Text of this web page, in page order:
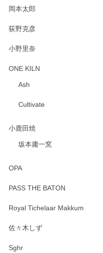
岡本太郎
荻野克彦
小野里奈
ONE KILN
Ash
Cultivate
小鹿田焼
坂本庸一窯
OPA
PASS THE BATON
Royal Tichelaar Makkum
佐々木しず
Sghr